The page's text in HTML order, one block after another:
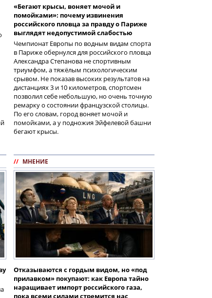
«Бегают крысы, воняет мочой и
помойками»: почему извинения
российского пловца за правду о Париже
выглядят недопустимой слабостью
Чемпионат Европы по водным видам спорта
в Париже обернулся для российского пловца
Александра Степанова не спортивным
триумфом, а тяжёлым психологическим
срывом. Не показав высоких результатов на
дистанциях 3 и 10 километров, спортсмен
позволил себе небольшую, но очень точную
ремарку о состоянии французской столицы.
По его словам, город воняет мочой и
помойками, а у подножия Эйфелевой башни
бегают крысы.
// МНЕНИЕ
Отказываются с гордым видом, но «под
прилавком» покупают: как Европа тайно
наращивает импорт российского газа,
пока всеми силами стремится нас